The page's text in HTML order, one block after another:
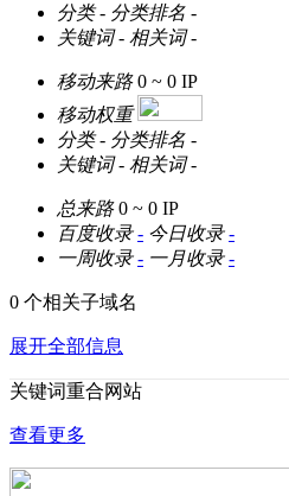
分类 - 分类排名 -
关键词 - 相关词 -
移动来路 0 ~ 0 IP
移动权重
分类 - 分类排名 -
关键词 - 相关词 -
总来路 0 ~ 0 IP
百度收录 - 今日收录 -
一周收录 - 一月收录 -
0 个相关子域名
展开全部信息
关键词重合网站
查看更多